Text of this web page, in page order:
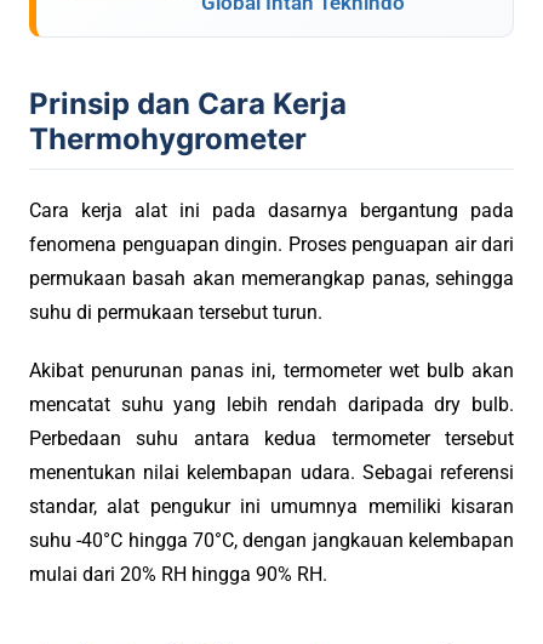
Prinsip dan Cara Kerja
Thermohygrometer
Cara kerja alat ini pada dasarnya bergantung pada
fenomena penguapan dingin. Proses penguapan air dari
permukaan basah akan memerangkap panas, sehingga
suhu di permukaan tersebut turun.
Akibat penurunan panas ini, termometer wet bulb akan
mencatat suhu yang lebih rendah daripada dry bulb.
Perbedaan suhu antara kedua termometer tersebut
menentukan nilai kelembapan udara. Sebagai referensi
standar, alat pengukur ini umumnya memiliki kisaran
suhu -40°C hingga 70°C, dengan jangkauan kelembapan
mulai dari 20% RH hingga 90% RH.